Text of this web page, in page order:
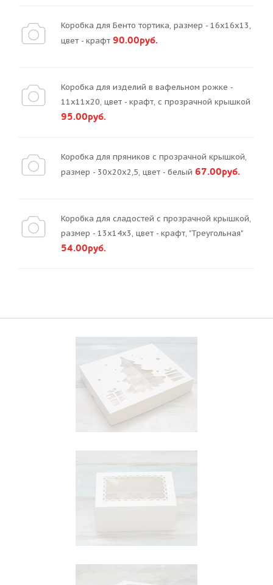
Коробка для Бенто тортика, размер - 16х16х13,
цвет - крафт 90.00руб.
Коробка для изделий в вафельном рожке -
11х11х20, цвет - крафт, с прозрачной крышкой
95.00руб.
Коробка для пряников с прозрачной крышкой,
размер - 30х20х2,5, цвет - белый 67.00руб.
Коробка для сладостей с прозрачной крышкой,
размер - 13х14х3, цвет - крафт, "Треугольная"
54.00руб.